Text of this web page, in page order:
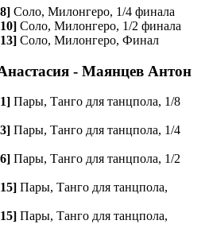
Соло, Милонгеро, 1/4 финала
Соло, Милонгеро, 1/2 финала
Соло, Милонгеро, Финал
- Маянцев Антон
Пары, Танго для танцпола, 1/8
Пары, Танго для танцпола, 1/4
Пары, Танго для танцпола, 1/2
Пары, Танго для танцпола,
Пары, Танго для танцпола,